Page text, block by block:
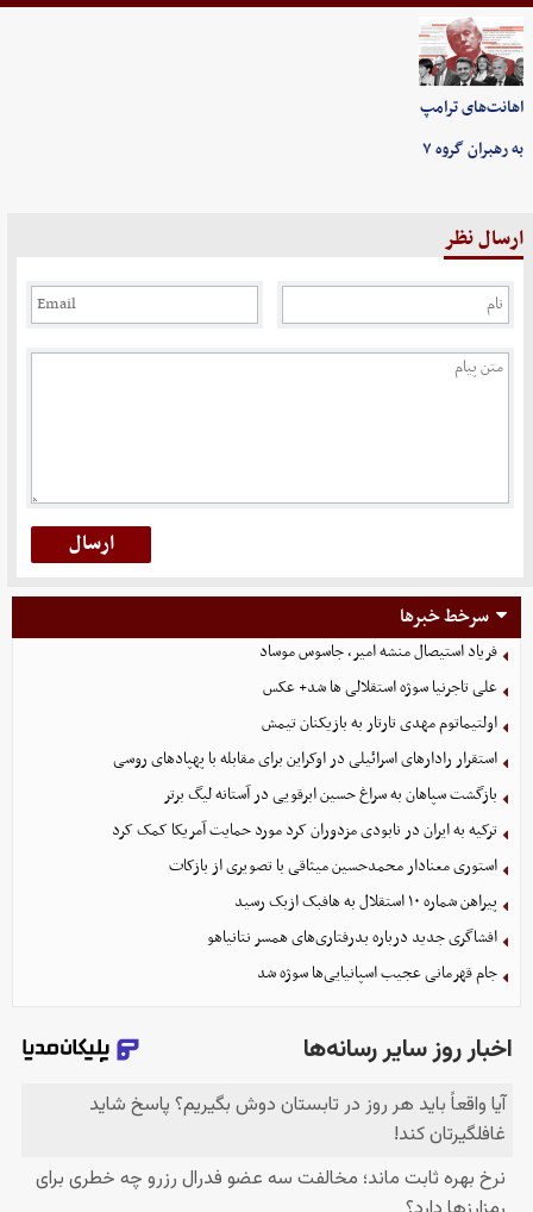
اهانت‌های ترامپ
به رهبران گروه ۷
ارسال نظر
سرخط خبرها
فریاد استیصال منشه امیر، جاسوس موساد
علی تاجرنیا سوژه استقلالی‌ ها شد+ عکس
اولتیماتوم مهدی تارتار به بازیکنان تیمش
استقرار رادارهای اسرائیلی در اوکراین برای مقابله با پهپادهای روسی
بازگشت سپاهان به سراغ حسین ابرقویی در آستانه لیگ برتر
ترکیه به ایران در نابودی مزدوران کرد مورد حمایت آمریکا کمک کرد
استوری معنادار محمدحسین میثاقی با تصویری از بازکات
پیراهن شماره ۱۰ استقلال به هافبک ازبک رسید
افشاگری جدید درباره بدرفتاری‌های همسر نتانیاهو
جام قهرمانی عجیب اسپانیایی‌ها سوژه شد